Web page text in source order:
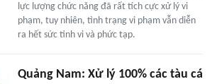
lực lượng chức năng đã rất tích cực xử lý vi
phạm, tuy nhiên, tình trạng vi phạm vẫn diễn
ra hết sức tinh vi và phức tạp.
Quảng Nam: Xử lý 100% các tàu cá